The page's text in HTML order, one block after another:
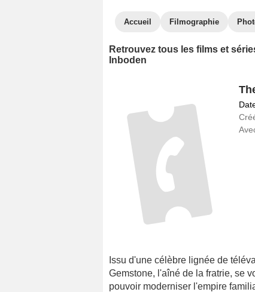
Accueil Filmographie
Retrouvez tous les films et
Inboden
Issu d'une célèbre lignée de
Gemstone, l'aîné de la fratrie, se
pouvoir moderniser l'empire